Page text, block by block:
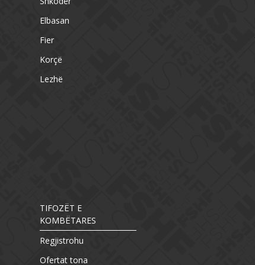
Elbasan
Fier
Korçë
Lezhë
TIFOZËT E
KOMBËTARES
Regjistrohu
Ofertat tona